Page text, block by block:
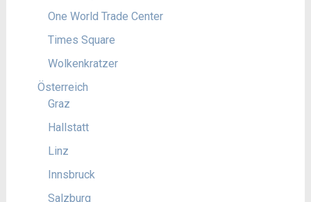
One World Trade Center
Times Square
Wolkenkratzer
Österreich
Graz
Hallstatt
Linz
Innsbruck
Salzburg